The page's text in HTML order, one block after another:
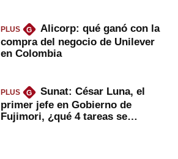
PLUS G
Alicorp: qué ganó con la
compra del negocio de Unilever
en Colombia
PLUS G
Sunat: César Luna, el
primer jefe en Gobierno de
Fujimori, ¿qué 4 tareas se